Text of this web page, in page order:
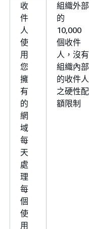
收
件
人
使
用
您
擁
有
的
網
域
每
天
處
理
每
個
使
用
組織外部
的
10,000
個收件
人，沒有
組織內部
的收件人
之硬性配
額限制